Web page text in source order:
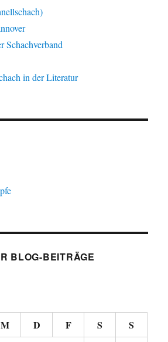
Schachverband
in der Literatur
BLOG-BEITRÄGE
M D F S S